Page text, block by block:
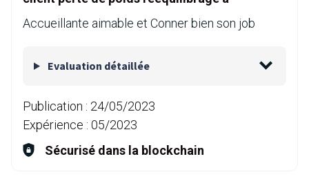
Accueillante aimable et Conner bien son job
Evaluation détaillée
Publication : 24/05/2023
Expérience : 05/2023
Sécurisé dans la blockchain